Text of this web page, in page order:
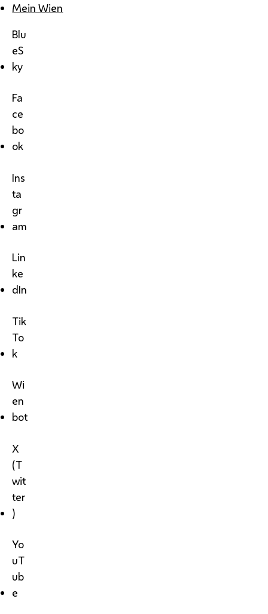
Mein Wien
Blu
eS
ky
Fa
ce
bo
ok
Ins
ta
gr
am
Lin
ke
dIn
Tik
To
k
Wi
en
bot
X
(T
wit
ter
)
Yo
uT
ub
e